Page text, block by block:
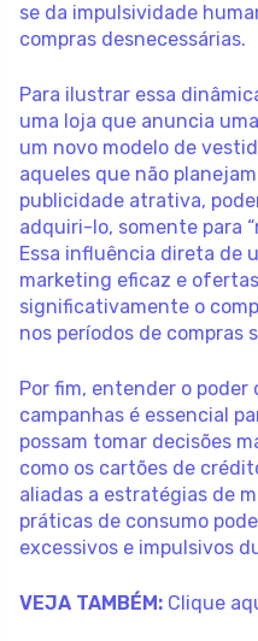
se da impulsividade
compras desnecessárias.
Para ilustrar essa
uma loja que anuncia
um novo modelo de
aqueles que não
publicidade atrativa,
adquiri-lo, somente para
Essa influência direta de
marketing eficaz e
significativamente o
nos períodos de compras
Por fim, entender o poder
campanhas é essencial
possam tomar decisões
como os cartões de
aliadas a estratégias de
práticas de consumo
excessivos e impulsivos
VEJA TAMBÉM: Clique